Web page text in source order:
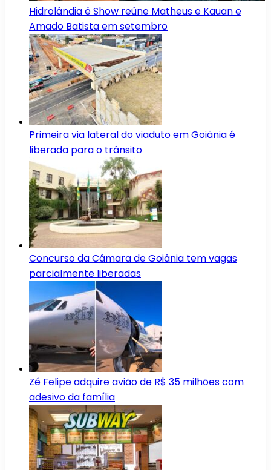
Hidrolândia é Show reúne Matheus e Kauan e
Amado Batista em setembro
Primeira via lateral do viaduto em Goiânia é
liberada para o trânsito
Concurso da Câmara de Goiânia tem vagas
parcialmente liberadas
Zé Felipe adquire avião de R$ 35 milhões com
adesivo da família